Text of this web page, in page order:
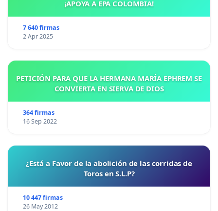
¡APOYA A EPA COLOMBIA!
7 640 firmas
2 Apr 2025
PETICIÓN PARA QUE LA HERMANA MARÍA EPHREM SE
CONVIERTA EN SIERVA DE DIOS
364 firmas
16 Sep 2022
¿Está a Favor de la abolición de las corridas de
Toros en S.L.P?
10 447 firmas
26 May 2012